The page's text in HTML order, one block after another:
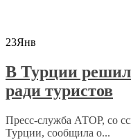
23Янв
В Турции
ради туристов
Пресс-служба АТОР, со
Турции, сообщила о...